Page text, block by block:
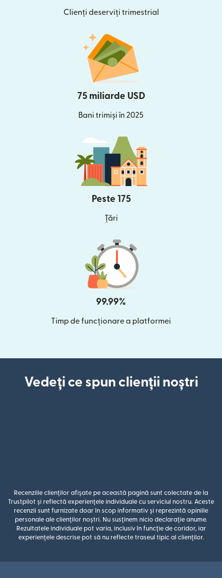
Clienți deserviți trimestrial
75 miliarde USD
Bani trimiși în 2025
Peste 175
Țări
99.99%
Timp de funcționare a platformei
Vedeți ce spun clienții noștri
Recenziile clienților afișate pe această pagină sunt colectate de la
Trustpilot și reflectă experiențele individuale cu serviciul nostru. Aceste
recenzii sunt furnizate doar în scop informativ și reprezintă opiniile
personale ale clienților noștri. Nu susținem nicio declarație anume.
Rezultatele individuale pot varia, inclusiv în funcție de coridor, iar
experiențele descrise pot să nu reflecte traseul tipic al clienților.